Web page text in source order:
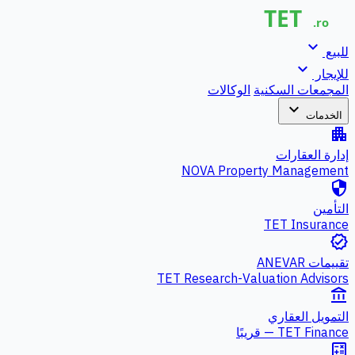
للبيع expand_more
للإيجار expand_more
المجمعات السكنية الوكالات
الخدمات expand_more
apartment
إدارة العقارات
NOVA Property Management
security
التأمين
TET Insurance
verified
تقييمات ANEVAR
TET Research-Valuation Advisors
account_balance
التمويل العقاري
TET Finance — قريبًا
calculate